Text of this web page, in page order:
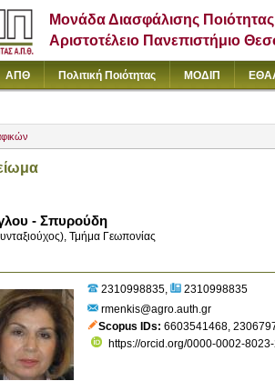
Μονάδα Διασφάλισης Ποιότητας
Αριστοτέλειο Πανεπιστήμιο
ΑΠΘ Πολιτική Ποιότητας ΜΟΔΙΠ
- Σπυρούδη
Τμήμα Γεωπονίας
2310998835
2310998835
rmenkis@agro.auth.gr
Scopus IDs 6603541468,
https://orcid.org/0000-0002-